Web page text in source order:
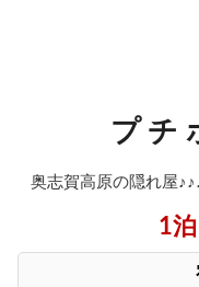
プチ
奥志賀高原の隠れ屋
1